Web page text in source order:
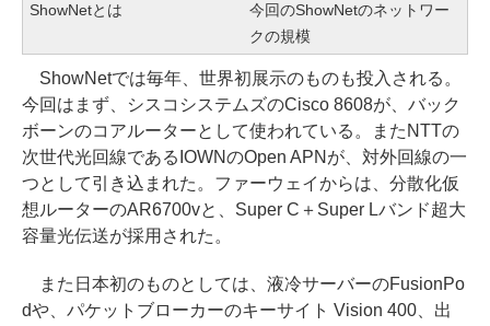
ShowNetとは
今回のShowNetのネットワー
クの規模
ShowNetでは毎年、世界初展示のものも投入される。
今回はまず、シスコシステムズのCisco 8608が、バック
ボーンのコアルーターとして使われている。またNTTの
次世代光回線であるIOWNのOpen APNが、対外回線の一
つとして引き込まれた。ファーウェイからは、分散化仮
想ルーターのAR6700vと、Super C＋Super Lバンド超大
容量光伝送が採用された。
また日本初のものとしては、液冷サーバーのFusionPo
dや、パケットブローカーのキーサイト Vision 400、出